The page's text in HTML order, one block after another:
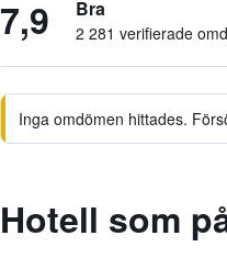
7,9 Bra
2 281 verifierade
Inga omdömen hittades.
Hotell som